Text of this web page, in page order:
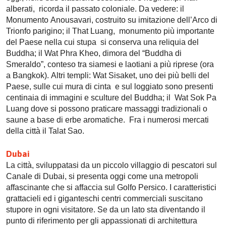
alberati, ricorda il passato coloniale. Da vedere: il
Monumento Anousavari, costruito su imitazione dell’Arco di
Trionfo parigino; il That Luang, monumento più importante
del Paese nella cui stupa si conserva una reliquia del
Buddha; il Wat Phra Kheo, dimora del “Buddha di
Smeraldo”, conteso tra siamesi e laotiani a più riprese (ora
a Bangkok). Altri templi: Wat Sisaket, uno dei più belli del
Paese, sulle cui mura di cinta e sul loggiato sono presenti
centinaia di immagini e sculture del Buddha; il Wat Sok Pa
Luang dove si possono praticare massaggi tradizionali o
saune a base di erbe aromatiche. Fra i numerosi mercati
della città il Talat Sao.
Dubai
La città, sviluppatasi da un piccolo villaggio di pescatori sul
Canale di Dubai, si presenta oggi come una metropoli
affascinante che si affaccia sul Golfo Persico. I caratteristici
grattacieli ed i giganteschi centri commerciali suscitano
stupore in ogni visitatore. Se da un lato sta diventando il
punto di riferimento per gli appassionati di architettura